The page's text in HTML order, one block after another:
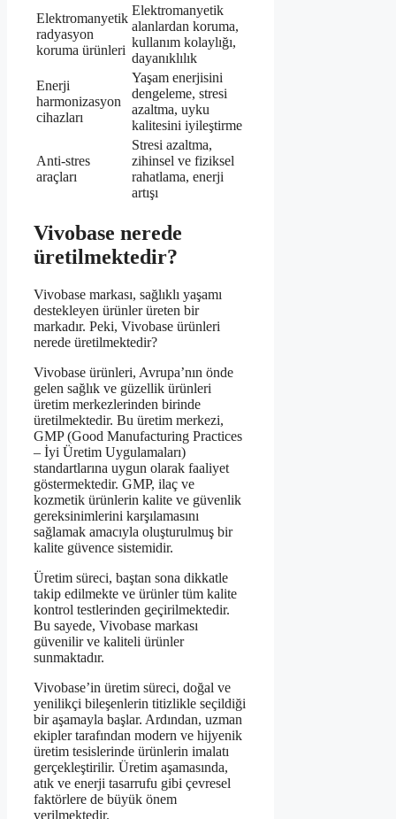
Elektromanyetik
radyasyon
koruma ürünleri
Elektromanyetik
alanlardan koruma,
kullanım kolaylığı,
dayanıklılık
Enerji
harmonizasyon
cihazları
Yaşam enerjisini
dengeleme, stresi
azaltma, uyku
kalitesini iyileştirme
Anti-stres
araçları
Stresi azaltma,
zihinsel ve fiziksel
rahatlama, enerji
artışı
Vivobase nerede
üretilmektedir?
Vivobase markası, sağlıklı yaşamı
destekleyen ürünler üreten bir
markadır. Peki, Vivobase ürünleri
nerede üretilmektedir?
Vivobase ürünleri, Avrupa’nın önde
gelen sağlık ve güzellik ürünleri
üretim merkezlerinden birinde
üretilmektedir. Bu üretim merkezi,
GMP (Good Manufacturing Practices
– İyi Üretim Uygulamaları)
standartlarına uygun olarak faaliyet
göstermektedir. GMP, ilaç ve
kozmetik ürünlerin kalite ve güvenlik
gereksinimlerini karşılamasını
sağlamak amacıyla oluşturulmuş bir
kalite güvence sistemidir.
Üretim süreci, baştan sona dikkatle
takip edilmekte ve ürünler tüm kalite
kontrol testlerinden geçirilmektedir.
Bu sayede, Vivobase markası
güvenilir ve kaliteli ürünler
sunmaktadır.
Vivobase’in üretim süreci, doğal ve
yenilikçi bileşenlerin titizlikle seçildiği
bir aşamayla başlar. Ardından, uzman
ekipler tarafından modern ve hijyenik
üretim tesislerinde ürünlerin imalatı
gerçekleştirilir. Üretim aşamasında,
atık ve enerji tasarrufu gibi çevresel
faktörlere de büyük önem
verilmektedir.